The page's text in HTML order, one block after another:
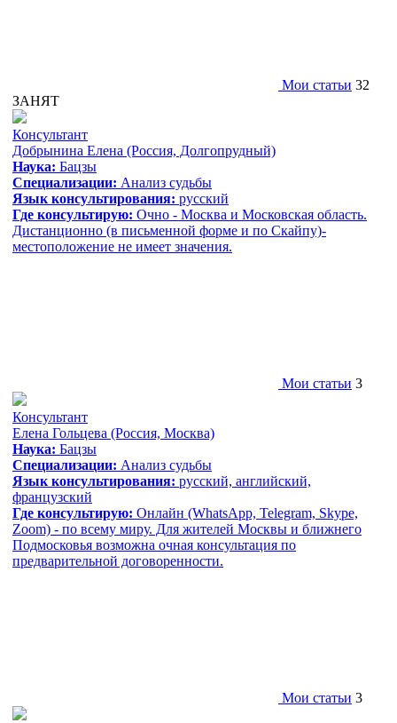
Мои статьи 32
ЗАНЯТ
Консультант
Добрынина Елена (Россия, Долгопрудный)
Наука: Бацзы
Специализации: Анализ судьбы
Язык консультирования: русский
Где консультирую: Очно - Москва и Московская область.
Дистанционно (в письменной форме и по Скайпу)-
местоположение не имеет значения.
Мои статьи 3
Консультант
Елена Гольцева (Россия, Москва)
Наука: Бацзы
Специализации: Анализ судьбы
Язык консультирования: русский, aнглийский,
французский
Где консультирую: Онлайн (WhatsApp, Telegram, Skype,
Zoom) - по всему миру. Для жителей Москвы и ближнего
Подмосковья возможна очная консультация по
предварительной договоренности.
Мои статьи 3